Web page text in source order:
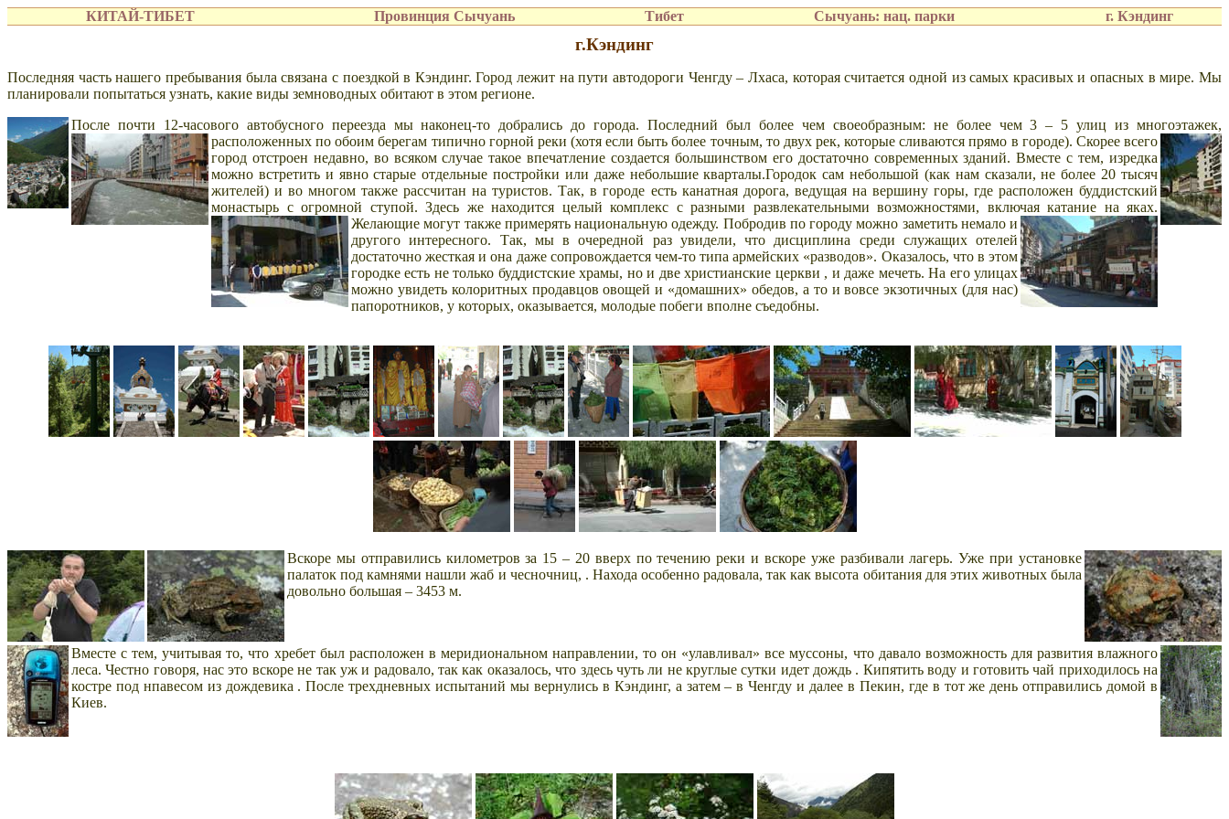
КИТАЙ-ТИБЕТ Провинция Сычуань Тибет Сычуань: нац. парки г. Кэндинг
г.Кэндинг
Последняя часть нашего пребывания была связана с поездкой в Кэндинг. Город лежит на пути автодороги Ченгду – Лхаса, которая считается одной из самых красивых и опасных в мире. Мы
планировали попытаться узнать, какие виды земноводных обитают в этом регионе.
После почти 12-часового автобусного переезда мы наконец-то добрались до города. Последний был более чем своеобразным: не более чем 3 – 5 улиц из многоэтажек,
расположенных по обоим берегам типично горной реки (хотя если быть более точным, то двух рек, которые сливаются прямо в городе). Скорее всего
город отстроен недавно, во всяком случае такое впечатление создается большинством его достаточно современных зданий. Вместе с тем, изредка
можно встретить и явно старые отдельные постройки или даже небольшие кварталы.Городок сам небольшой (как нам сказали, не более 20 тысяч
жителей) и во многом также рассчитан на туристов. Так, в городе есть канатная дорога, ведущая на вершину горы, где расположен буддистский
монастырь с огромной ступой. Здесь же находится целый комплекс с разными развлекательными возможностями, включая катание на яках.
Желающие могут также примерять национальную одежду. Побродив по городу можно заметить немало и
другого интересного. Так, мы в очередной раз увидели, что дисциплина среди служащих отелей
достаточно жесткая и она даже сопровождается чем-то типа армейских «разводов». Оказалось, что в этом
городке есть не только буддистские храмы, но и две христианские церкви , и даже мечеть. На его улицах
можно увидеть колоритных продавцов овощей и «домашних» обедов, а то и вовсе экзотичных (для нас)
папоротников, у которых, оказывается, молодые побеги вполне съедобны.
Вскоре мы отправились километров за 15 – 20 вверх по течению реки и вскоре уже разбивали лагерь. Уже при установке
палаток под камнями нашли жаб и чесночниц, . Находа особенно радовала, так как высота обитания для этих животных была
довольно большая – 3453 м.
Вместе с тем, учитывая то, что хребет был расположен в меридиональном направлении, то он «улавливал» всемуссоны, что давало возможность для развития влажного
леса. Честно говоря, нас это вскоре не так уж и радовало, так как оказалось, что здесь чуть ли не круглые сутки идет дождь . Кипятить воду и готовить чай приходилось на
костре под нпавесом из дождевика . После трехдневных испытаний мы вернулись в Кэндинг, а затем – в Ченгду и далее в Пекин, где в тот же день отправились домой в
Киев.